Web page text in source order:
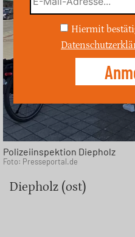
Polizeiinspektion Diepholz
Foto: Presseportal.de
Diepholz (ost)
Hiermit